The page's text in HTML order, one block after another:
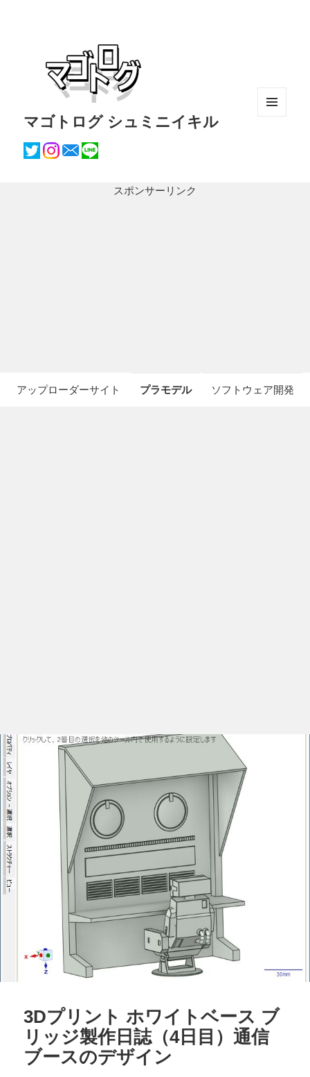
マゴトログ シュミニイキル
スポンサーリンク
アップローダーサイト プラモデル ソフトウェア開発
3Dプリント ホワイトベース ブ
リッジ製作日誌（4日目）通信
ブースのデザイン